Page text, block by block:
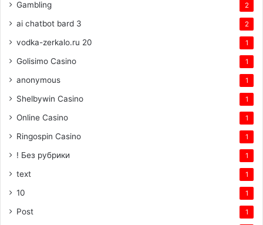
Gambling 2
ai chatbot bard 3 2
vodka-zerkalo.ru 20 1
Golisimo Casino 1
anonymous 1
Shelbywin Casino 1
Online Casino 1
Ringospin Casino 1
! Без рубрики 1
text 1
10 1
Post 1